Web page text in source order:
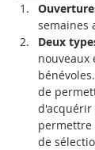
semaines
Deux
nouveaux
de
d'acquérir
de